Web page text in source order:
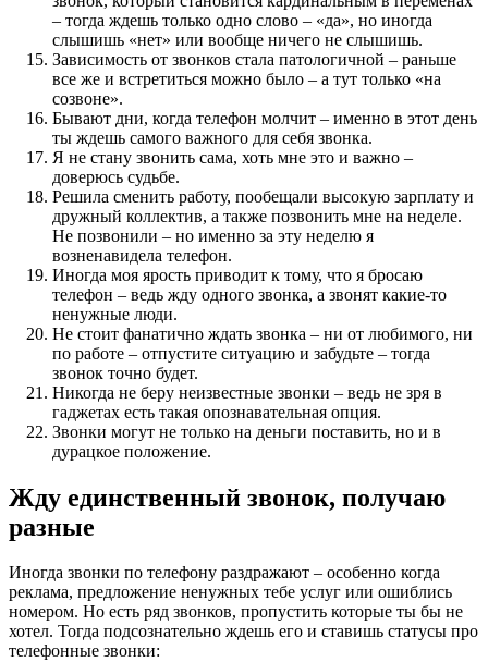
– тогда ждешь только одно слово – «да», но иногда
слышишь «нет» или вообще ничего не слышишь.
Зависимость от звонков стала патологичной – раньше
все же и встретиться можно было – а тут только «на
созвоне».
Бывают дни, когда телефон молчит – именно в этот день
ты ждешь самого важного для себя звонка.
Я не стану звонить сама, хоть мне это и важно –
доверюсь судьбе.
Решила сменить работу, пообещали высокую зарплату и
дружный коллектив, а также позвонить мне на неделе.
Не позвонили – но именно за эту неделю я
возненавидела телефон.
Иногда моя ярость приводит к тому, что я бросаю
телефон – ведь жду одного звонка, а звонят какие-то
ненужные люди.
Не стоит фанатично ждать звонка – ни от любимого, ни
по работе – отпустите ситуацию и забудьте – тогда
звонок точно будет.
Никогда не беру неизвестные звонки – ведь не зря в
гаджетах есть такая опознавательная опция.
Звонки могут не только на деньги поставить, но и в
дурацкое положение.
Жду единственный звонок, получаю
разные
Иногда звонки по телефону раздражают – особенно когда
реклама, предложение ненужных тебе услуг или ошиблись
номером. Но есть ряд звонков, пропустить которые ты бы не
хотел. Тогда подсознательно ждешь его и ставишь статусы про
телефонные звонки: